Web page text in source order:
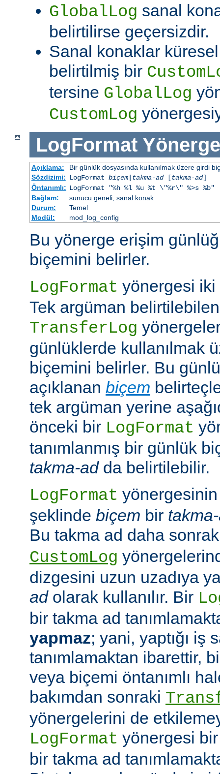
GlobalLog sanal
belirtilirse geçersizdir.
Sanal konaklar
belirtilmiş bir
tersine GlobalLog
CustomLog
LogFormat
Açıklama:
Bir günlük dosyasında kullanılmak üzere girdi
Sözdizimi: LogFormat biçem| takma-ad[takma-ad]
Öntanımlı: LogFormat "%h %l %u %t \"%r\" %>s %b"
Bağlam:
sunucu geneli, sanal konak
Durum:
Temel
Modül:
mod_log_config
Bu yönerge erişim
biçemini belirler.
LogFormat yönergesi iki
Tek argüman
TransferLog
günlüklerde kullanılmak
biçemini belirler. Bu
açıklanan biçem
tek argüman yerine
önceki bir LogFormat
tanımlanmış bir günlük
takma-adda belirtilebilir.
LogFormat
şeklinde biçem bir
Bu takma ad daha
CustomLog
dizgesini uzun uzadıya
adolarak kullanılır. Bir
bir takma ad
yapmaz; yani, yaptığı iş
tanımlamaktan ibarettir,
veya biçemi öntanımlı
bakımdan sonraki
yönergelerini de
LogFormat yönergesi
bir takma ad